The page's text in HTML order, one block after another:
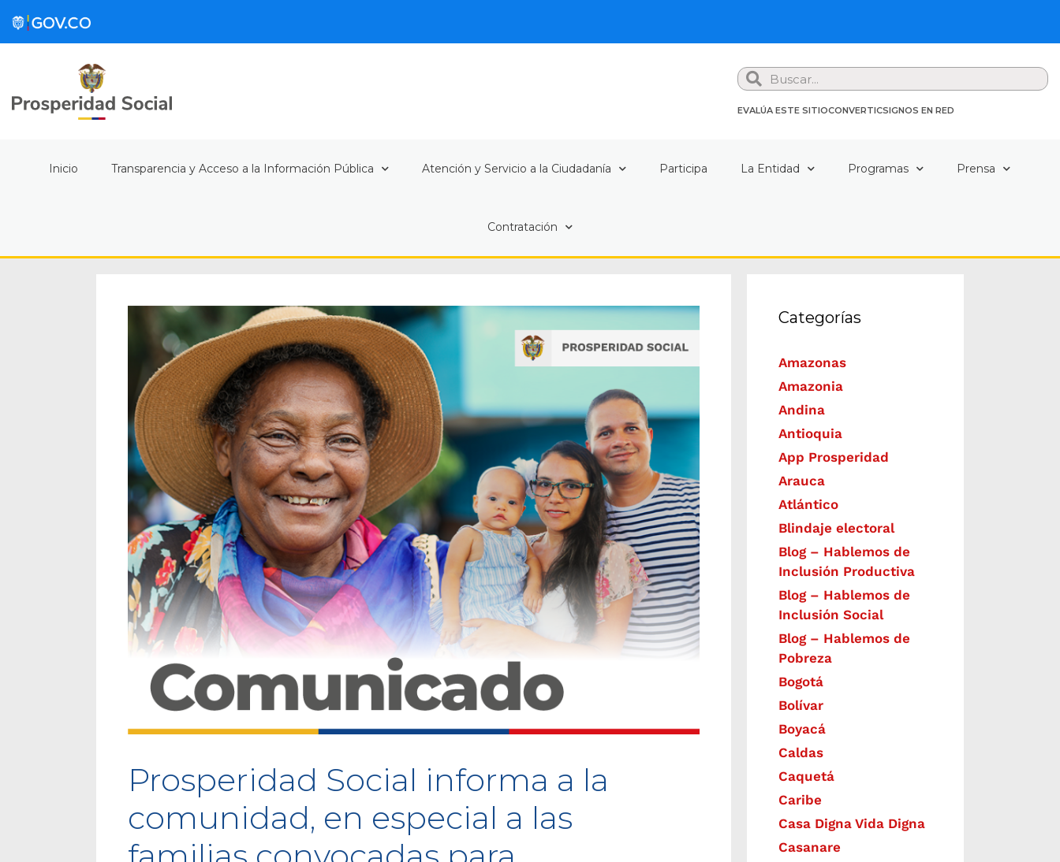
Search
EVALÚA ESTE SITIOCONVERTICSIGNOS EN RED
Inicio Transparencia y Acceso a la Información Pública Atención y Servicio a la Ciudadanía Participa La Entidad Programas Prensa
Contratación
Prosperidad Social informa a la
comunidad, en especial a las
Categorías
Amazonas
Amazonia
Andina
Antioquia
App Prosperidad
Arauca
Atlántico
Blindaje electoral
Blog – Hablemos de
Inclusión Productiva
Blog – Hablemos de
Inclusión Social
Blog – Hablemos de
Pobreza
Bogotá
Bolívar
Boyacá
Caldas
Caquetá
Caribe
Casa Digna Vida Digna
Casanare